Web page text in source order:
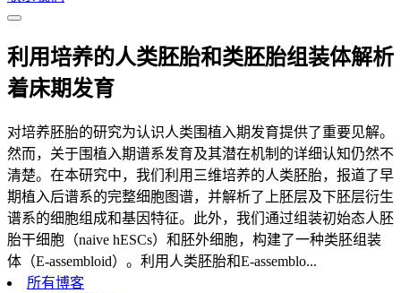
利用培养的人类胚胎和类胚胎组装体解析
着床期发育
对培养胚胎的研究为认识人类围植入期发育提供了重要见解。
然而，关于围植入期谱系发育及其潜在机制的详细认知仍然不
清楚。在本研究中，我们利用三维培养的人类胚胎，报道了早
期植入后谱系的完整细胞图谱，并解析了上胚层及下胚层衍生
谱系的细胞组成和基因特征。此外，我们通过组装初始态人胚
胎干细胞（naive hESCs）和胚外细胞，构建了一种类胚组装
体（E-assembloid）。利用人类胚胎和E-assemblo...
所有博客